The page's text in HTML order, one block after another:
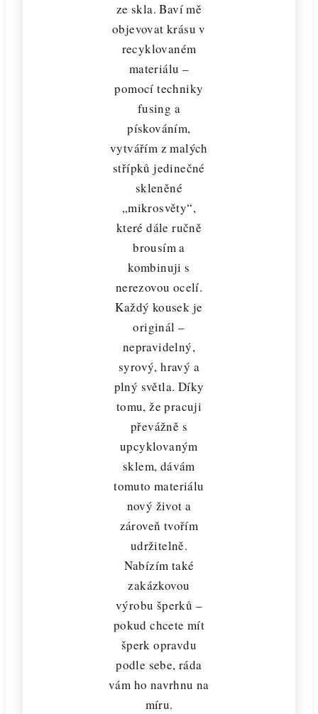
ze skla. Baví mě
objevovat krásu v
recyklovaném
materiálu –
pomocí techniky
fusing a
pískováním,
vytvářím z malých
střípků jedinečné
skleněné
„mikrosvěty“,
které dále ručně
brousím a
kombinuji s
nerezovou ocelí.
Každý kousek je
originál –
nepravidelný,
syrový, hravý a
plný světla. Díky
tomu, že pracuji
převážně s
upcyklovaným
sklem, dávám
tomuto materiálu
nový život a
zároveň tvořím
udržitelně.
Nabízím také
zakázkovou
výrobu šperků –
pokud chcete mít
šperk opravdu
podle sebe, ráda
vám ho navrhnu na
míru.